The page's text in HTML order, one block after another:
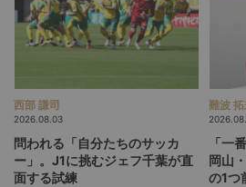
西部 謙司
2026.08.03
問われる「自分たちのサッカ
ー」。J1に挑むジェフ千葉が直
面する試練
難波
「一
岡山
の1つ